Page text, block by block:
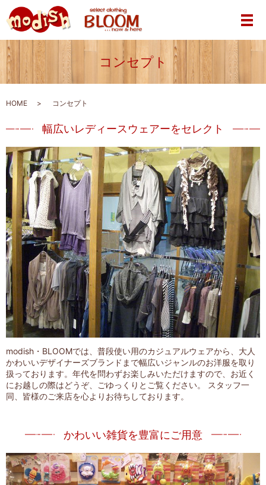
メ
コンセプト
HOME コンセプト
幅広いレディースウェアーをセレクト
modish・BLOOMでは、普段使い用のカジュアルウェアから、大人
かわいいデザイナーズブランドまで幅広いジャンルのお洋服を取り
扱っております。年代を問わずお楽しみいただけますので、お近く
にお越しの際はどうぞ、ごゆっくりとご覧ください。 スタッフ一
同、皆様のご来店を心よりお待ちしております。
かわいい雑貨を豊富にご用意